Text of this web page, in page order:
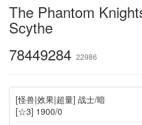
The Phantom
Scythe
78449284 22986
[怪兽|效果|超量] 战士/暗
[☆3] 1900/0